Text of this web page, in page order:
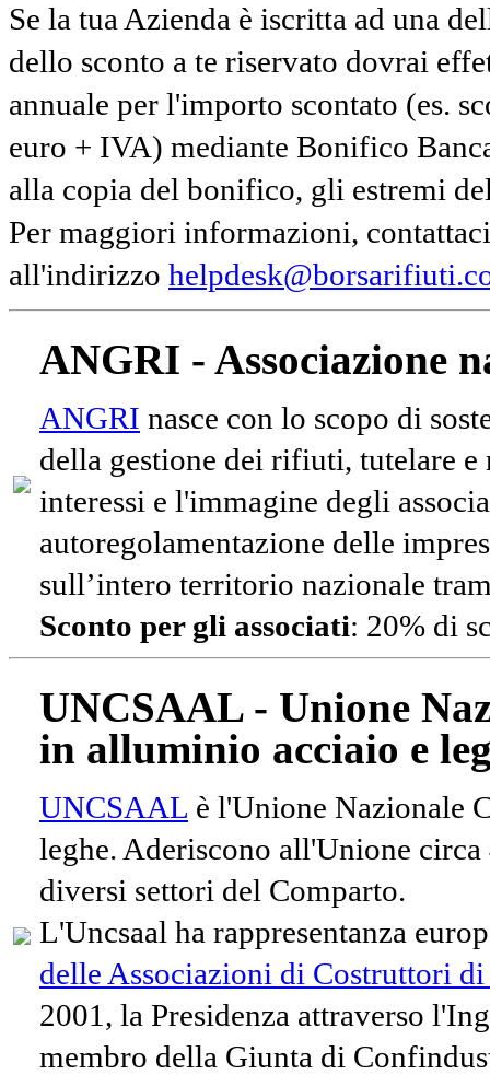
Se la tua Azienda è iscritta ad una
dello sconto a te riservato dovrai
annuale per l'importo scontato (es.
euro + IVA) mediante Bonifico
alla copia del bonifico, gli estremi
Per maggiori informazioni,
all'indirizzo
ANGRI - Associazione
ANGRI nasce con lo scopo di
della gestione dei rifiuti, tutelare e
interessi e l'immagine degli
autoregolamentazione delle
sull’intero territorio nazionale
Sconto per gli associati: 20% di
UNCSAAL - Unione
in alluminio acciaio e
UNCSAAL è l'Unione Nazionale
leghe. Aderiscono all'Unione
diversi settori del Comparto.
L'Uncsaal ha rappresentanza
delle Associazioni di Costruttori
2001, la Presidenza attraverso
membro della Giunta di